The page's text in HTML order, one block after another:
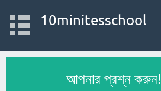
10minitesschool
আপনার প্রশ্ন করুন!